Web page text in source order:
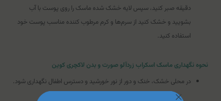
دقیقه صبر کنید، سپس لایه خشک شده ماسک را روی پوست با آب
بشویید و خشک کنید از سرم‌ها و کرم مرطوب کننده مناسب پوست خود
استفاده کنید.
نحوه نگهداری ماسک اسکراب زردآلو صورت و بدن لاکچری کوین
در محلی خشک، خنک و دور از نور خورشید و دسترس اطفال نگهداری شود.